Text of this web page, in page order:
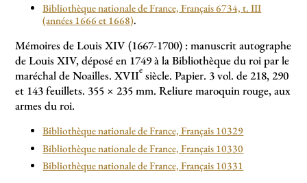
Bibliothèque nationale de France, Français 6734, t. III
(années 1666 et 1668).
Mémoires de Louis XIV (1667-1700) : manuscrit autographe
de Louis XIV, déposé en 1749 à la Bibliothèque du roi par le
maréchal de Noailles. XVIIe siècle. Papier. 3 vol. de 218, 290
et 143 feuillets. 355 × 235 mm. Reliure maroquin rouge, aux
armes du roi.
Bibliothèque nationale de France, Français 10329
Bibliothèque nationale de France, Français 10330
Bibliothèque nationale de France, Français 10331